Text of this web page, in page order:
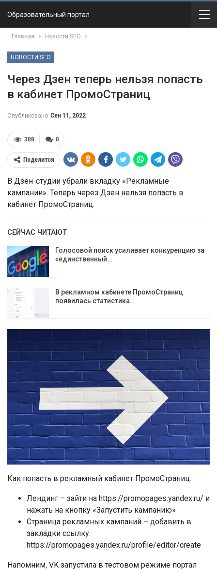
Образовательный портал
Главная Новости SEO
НОВОСТИ SEO
Через Дзен теперь нельзя попасть
в кабинет ПромоСтраниц
Опубликовано Сен 11, 2022
0
389
Поделится
В Дзен-студии убрали вкладку «Рекламные
кампании». Теперь через Дзен нельзя попасть в
кабинет ПромоСтраниц.
СЕЙЧАС ЧИТАЮТ
Голосовой поиск усиливает конкуренцию за
«единственный…
В рекламном кабинете ПромоСтраниц
появилась статистика…
Как попасть в рекламный кабинет ПромоСтраниц:
Лендинг – зайти на https://promopages.yandex.ru/ и
нажать на кнопку «Запустить кампанию»
Страница рекламных кампаний – добавить в
закладки ссылку:
https://promopages.yandex.ru/profile/editor/create
Напомним, VK запустила в тестовом режиме портал